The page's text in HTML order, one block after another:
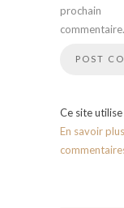
prochain
commentaire.
Ce site
En savoir